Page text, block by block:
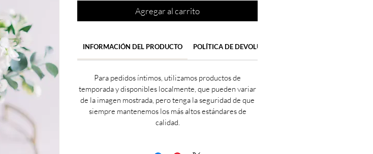
Agregar al carrito
INFORMACIÓN DEL PRODUCTO POLÍTICA DE DEVOLUCIÓN Y REEMBOLSO
Para pedidos íntimos, utilizamos productos de
temporada y disponibles localmente, que pueden variar
de la imagen mostrada, pero tenga la seguridad de que
siempre mantenemos los más altos estándares de
calidad.